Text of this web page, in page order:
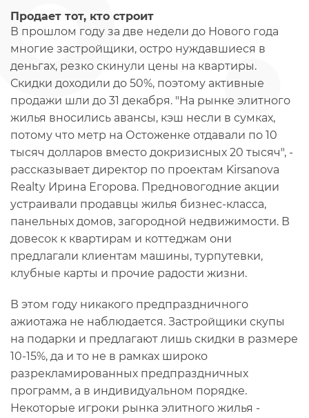
Продает тот, кто строит
В прошлом году за две недели до Нового года
многие застройщики, остро нуждавшиеся в
деньгах, резко скинули цены на квартиры.
Скидки доходили до 50%, поэтому активные
продажи шли до 31 декабря. "На рынке элитного
жилья вносились авансы, кэш несли в сумках,
потому что метр на Остоженке отдавали по 10
тысяч долларов вместо докризисных 20 тысяч", -
рассказывает директор по проектам Kirsanova
Realty Ирина Егорова. Предновогодние акции
устраивали продавцы жилья бизнес-класса,
панельных домов, загородной недвижимости. В
довесок к квартирам и коттеджам они
предлагали клиентам машины, турпутевки,
клубные карты и прочие радости жизни.
В этом году никакого предпраздничного
ажиотажа не наблюдается. Застройщики скупы
на подарки и предлагают лишь скидки в размере
10-15%, да и то не в рамках широко
разрекламированных предпраздничных
программ, а в индивидуальном порядке.
Некоторые игроки рынка элитного жилья -